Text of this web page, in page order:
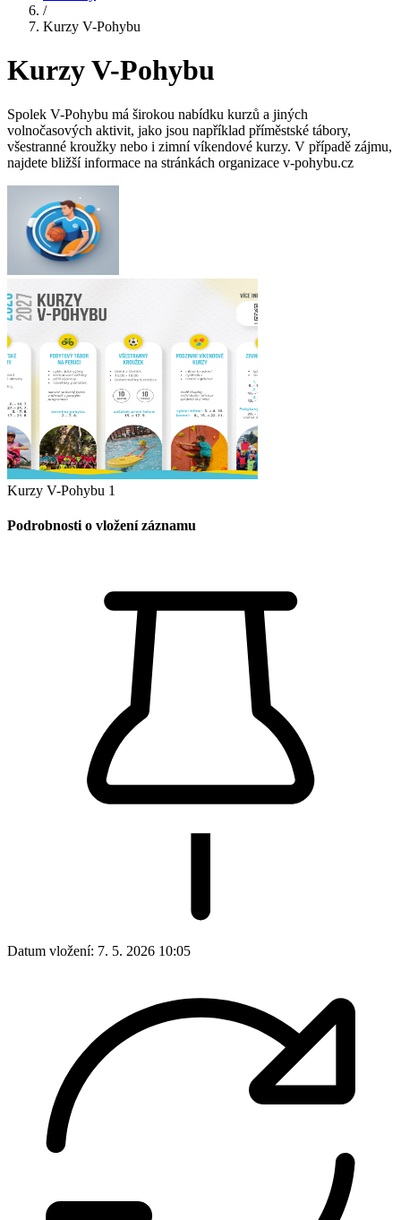
/
Kurzy V-Pohybu
Kurzy V-Pohybu
Spolek V-Pohybu má širokou nabídku kurzů a jiných
volnočasových aktivit, jako jsou například příměstské tábory,
všestranné kroužky nebo i zimní víkendové kurzy. V případě zájmu,
najdete bližší informace na stránkách organizace v-pohybu.cz
Kurzy V-Pohybu 1
Podrobnosti o vložení záznamu
Datum vložení: 7. 5. 2026 10:05